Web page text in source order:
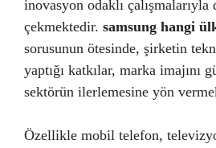
inovasyon odaklı çalışmalarıyla
çekmektedir. samsung hangi
sorusunun ötesinde, şirketin
yaptığı katkılar, marka imajını
sektörün ilerlemesine yön
Özellikle mobil telefon,